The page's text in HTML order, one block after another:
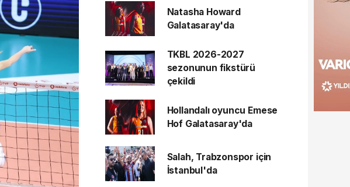
Natasha Howard
Galatasaray'da
TKBL 2026-2027
sezonunun fikstürü
çekildi
Hollandalı oyuncu Emese
Hof Galatasaray'da
Salah, Trabzonspor için
İstanbul'da